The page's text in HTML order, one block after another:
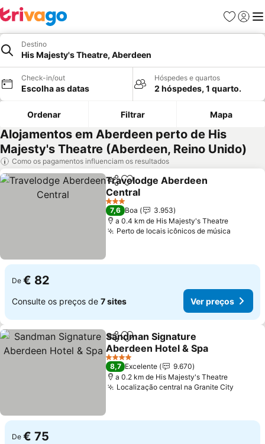
Favoritos
Iniciar
Destino
His Majesty's Theatre, Aberdeen
Check-in/out
Escolha as datas
Hóspedes e quartos
2 hóspedes, 1 quarto.
Ordenar Filtrar Mapa
Alojamentos em Aberdeen perto de His
Majesty's Theatre (Aberdeen, Reino Unido)
Como os pagamentos influenciam os resultados
PartilharAdicionar aos favoritos
Travelodge Aberdeen
Central
Ver preços
3 Estrelas
7,6 Boa
3.953
a 0.4 km de His Majesty's Theatre
Perto de locais icônicos de música
De € 82
Consulte os preços de 7 sites Ver preços
PartilharAdicionar aos favoritos
Sandman Signature
Aberdeen Hotel & Spa
Ver preços
4 Estrelas
8,7 Excelente
9.670
a 0.2 km de His Majesty's Theatre
Localização central na Granite City
De € 75